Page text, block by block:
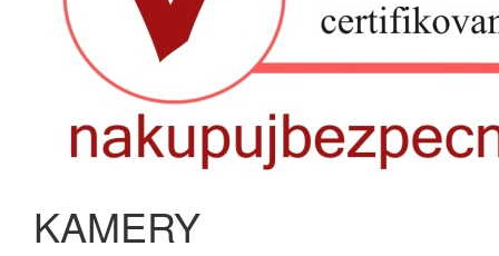
KAMERY